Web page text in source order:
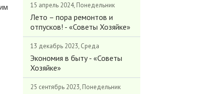
15 апрель 2024, Понедельник
Лето – пора ремонтов и
отпусков! - «Советы Хозяйке»
13 декабрь 2023, Среда
Экономия в быту - «Советы
Хозяйке»
25 сентябрь 2023, Понедельник